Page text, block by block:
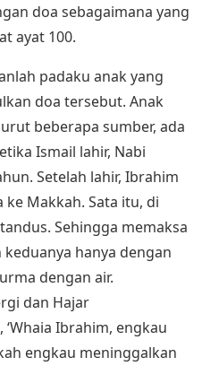
doa sebagaimana yang
ayat 100.
padaku anak yang
doa tersebut. Anak
beberapa sumber, ada
Ismail lahir, Nabi
Setelah lahir, Ibrahim
Makkah. Sata itu, di
Sehingga memaksa
hanya dengan
dengan air.
dan Hajar
Ibrahim, engkau
engkau meninggalkan